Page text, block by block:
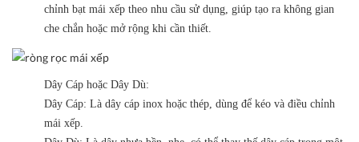
chỉnh bạt mái xếp theo nhu cầu sử dụng, giúp tạo ra không gian
che chắn hoặc mở rộng khi cần thiết.
Dây Cáp hoặc Dây Dù:
Dây Cáp: Là dây cáp inox hoặc thép, dùng để kéo và điều chỉnh
mái xếp.